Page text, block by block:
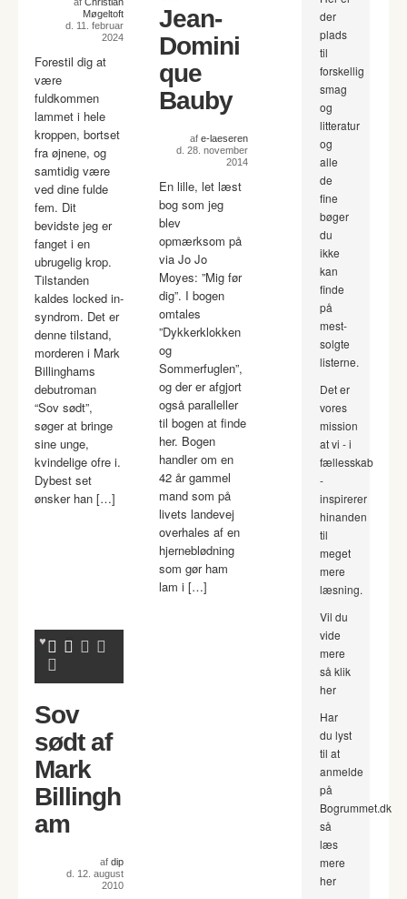
Møgeltoft
d. 11. februar
2024
Forestil dig at
være
fuldkommen
lammet i hele
kroppen, bortset
fra øjnene, og
samtidig være
ved dine fulde
fem. Dit
bevidste jeg er
fanget i en
ubrugelig krop.
Tilstanden
kaldes locked in-
syndrom. Det er
denne tilstand,
morderen i Mark
Billinghams
debutroman
“Sov sødt”,
søger at bringe
sine unge,
kvindelige ofre i.
Dybest set
ønsker han […]
Jean-
Domini
que
Bauby
af e-laeseren
d. 28. november
2014
En lille, let læst
bog som jeg
blev
opmærksom på
via Jo Jo
Moyes: ”Mig før
dig”. I bogen
omtales
”Dykkerklokken
og
Sommerfuglen”,
og der er afgjort
også paralleller
til bogen at finde
her. Bogen
handler om en
42 år gammel
mand som på
livets landevej
overhales af en
hjerneblødning
som gør ham
lam i […]
Sov
sødt af
Mark
Billingh
am
af dip
d. 12. august
2010
der
plads
til
forskellig
smag
og
litteratur
og
alle
de
fine
bøger
du
ikke
kan
finde
på
mest-
solgte
listerne.
Det er
vores
mission
at vi - i
fællesskab
-
inspirerer
hinanden
til
meget
mere
læsning.
Vil du
vide
mere
så klik
her
Har
du lyst
til at
anmelde
på
Bogrummet.dk
så
læs
mere
her